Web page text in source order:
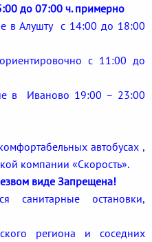
до 07:00 ч. примерно
в Алушту с 14:00 до 18:00
с 11:00 до
в Иваново 19:00 – 23:00
автобусах ,
компании «Скорость».
виде Запрещена!
санитарные остановки,
региона и соседних